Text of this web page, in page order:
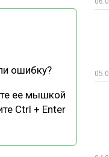
ИТОГИ
ошибку?
ее мышкой
Ctrl + Enter